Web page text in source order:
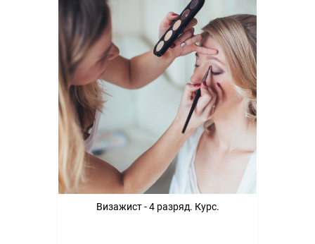
Визажист - 4 разряд. Курс.